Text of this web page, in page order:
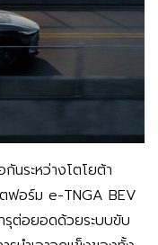
นระหว่างโตโยต้า
ฟอร์ม e-TNGA BEV
รุต่อยอดด้วยระบบขับ